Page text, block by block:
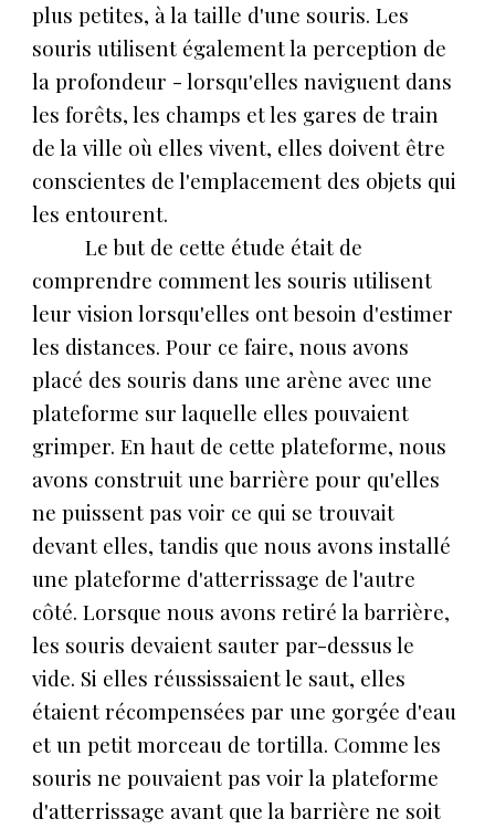
plus petites, à la taille d'une souris. Les
souris utilisent également la perception de
la profondeur - lorsqu'elles naviguent dans
les forêts, les champs et les gares de train
de la ville où elles vivent, elles doivent être
conscientes de l'emplacement des objets qui
les entourent.
Le but de cette étude était de
comprendre comment les souris utilisent
leur vision lorsqu'elles ont besoin d'estimer
les distances. Pour ce faire, nous avons
placé des souris dans une arène avec une
plateforme sur laquelle elles pouvaient
grimper. En haut de cette plateforme, nous
avons construit une barrière pour qu'elles
ne puissent pas voir ce qui se trouvait
devant elles, tandis que nous avons installé
une plateforme d'atterrissage de l'autre
côté. Lorsque nous avons retiré la barrière,
les souris devaient sauter par-dessus le
vide. Si elles réussissaient le saut, elles
étaient récompensées par une gorgée d'eau
et un petit morceau de tortilla. Comme les
souris ne pouvaient pas voir la plateforme
d'atterrissage avant que la barrière ne soit